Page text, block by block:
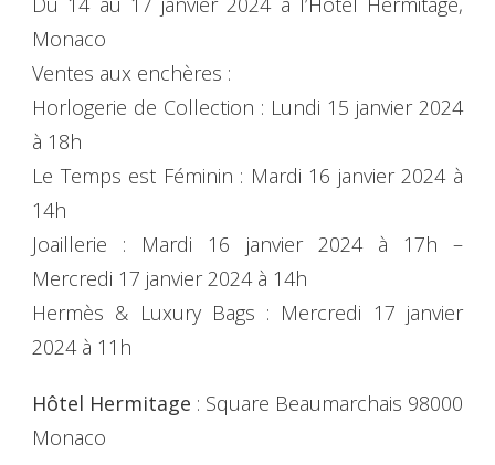
Monaco
Ventes aux enchères :
Horlogerie de Collection : Lundi 15 janvier 2024
à 18h
Le Temps est Féminin : Mardi 16 janvier 2024 à
14h
Joaillerie : Mardi 16 janvier 2024 à 17h –
Mercredi 17 janvier 2024 à 14h
Hermès & Luxury Bags : Mercredi 17 janvier
2024 à 11h
Hôtel Hermitage : Square Beaumarchais 98000
Monaco